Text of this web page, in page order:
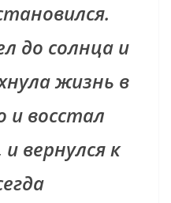
до солнца и
жизнь в
и восстал
вернулся к